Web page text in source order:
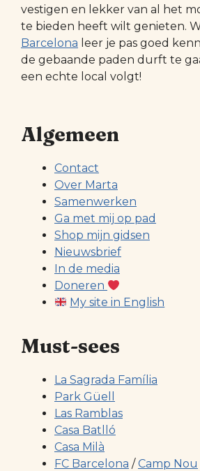
vestigen en lekker van al het
te bieden heeft wilt genieten.
Barcelona leer je pas goed
de gebaande paden durft te
een echte local volgt!
Algemeen
Contact
Over Marta
Samenwerken
Ga met mij op pad
Shop mijn gidsen
Nieuwsbrief
In de media
Doneren
My site in English
Must-sees
La Sagrada Família
Park Güell
Las Ramblas
Casa Batlló
Casa Milà
FC Barcelona /Camp Nou